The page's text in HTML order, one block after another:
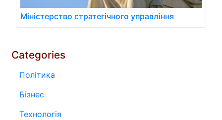
Міністерство стратегічного управління
Categories
Політика
Бізнес
Технологія